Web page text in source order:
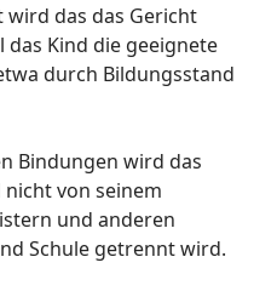
das das Gericht
Kind die geeignete
durch Bildungsstand
Bindungen wird das
von seinem
und anderen
Schule getrennt wird.